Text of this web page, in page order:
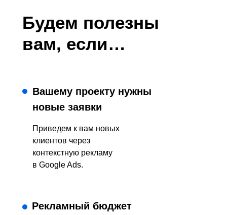
Будем полезны
вам, если…
Вашему проекту нужны
новые заявки
Рекламный бюджет
Приведем к вам новых
клиентов через
контекстную рекламу
в Google Ads.